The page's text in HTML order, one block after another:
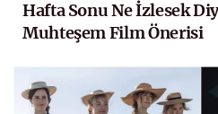
Hafta Sonu Ne İzlesek
Muhteşem Film Önerisi